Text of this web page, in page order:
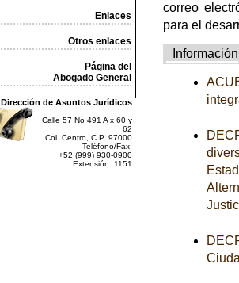
Enlaces
Otros enlaces
Página del
Abogado General
Dirección de Asuntos Jurídicos
Calle 57 No 491 A x 60 y
62
Col. Centro, C.P. 97000
Teléfono/Fax:
+52 (999) 930-0900
Extensión: 1151
correo
para el
Información